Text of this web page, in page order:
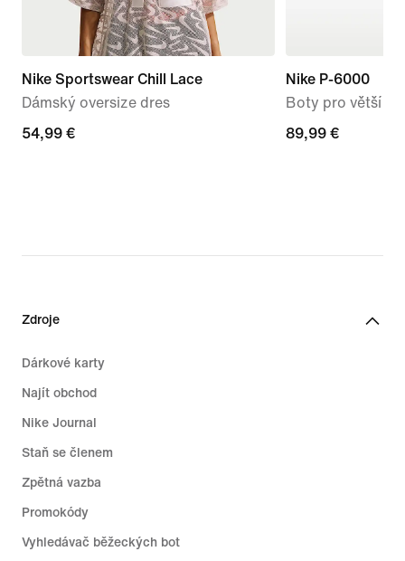
Nike Sportswear Chill Lace
Dámský oversize dres
54,99 €
54,99 €
Nike P-6000
Boty pro větší
89,99 €
89,99 €
Zdroje
Dárkové karty
Najít obchod
Nike Journal
Staň se členem
Zpětná vazba
Promokódy
Vyhledávač běžeckých bot